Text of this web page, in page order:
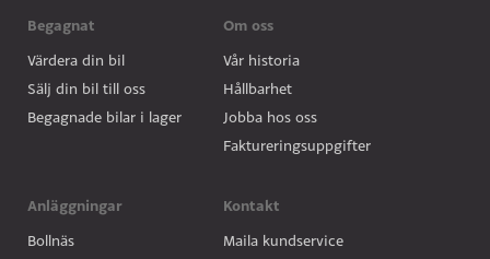
Begagnat
Värdera din bil
Sälj din bil till oss
Begagnade bilar i lager
Anläggningar
Bollnäs
Om oss
Vår historia
Hållbarhet
Jobba hos oss
Faktureringsuppgifter
Kontakt
Maila kundservice